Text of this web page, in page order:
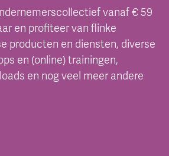
vanaf € 59
en profiteer van flinke
producten en diensten, diverse
en (online) trainingen,
en nog veel meer andere